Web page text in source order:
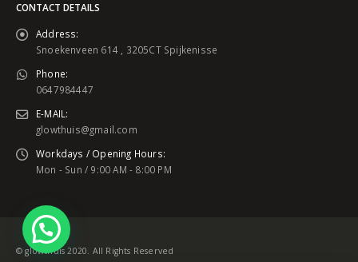
CONTACT DETAILS
Address:
Snoekenveen 614 , 3205CT Spijkenisse
Phone:
0647984447
E-MAIL:
glowthuis@gmail.com
Workdays / Opening Hours:
Mon - Sun / 9:00 AM - 8:00 PM
© glowthuis 2020. All Rights Reserved